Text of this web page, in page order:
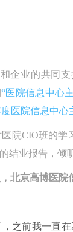
企业的共同
“医院信息中心
度医院信息中
院CIO班的
结业报告，倾
北京高博医院
之前我一直